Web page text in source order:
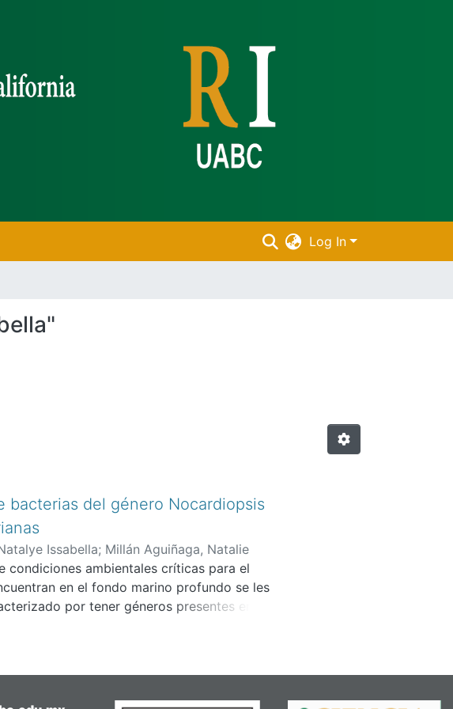
Log In
bacterias del género Nocardiopsis
Issabella; Millán Aguiñaga, Natalie
condiciones ambientales críticas para el
en el fondo marino profundo se les
por tener géneros presentes en el
filo ha sido estudiado debido a su
El aislamiento bacteriano se realizó